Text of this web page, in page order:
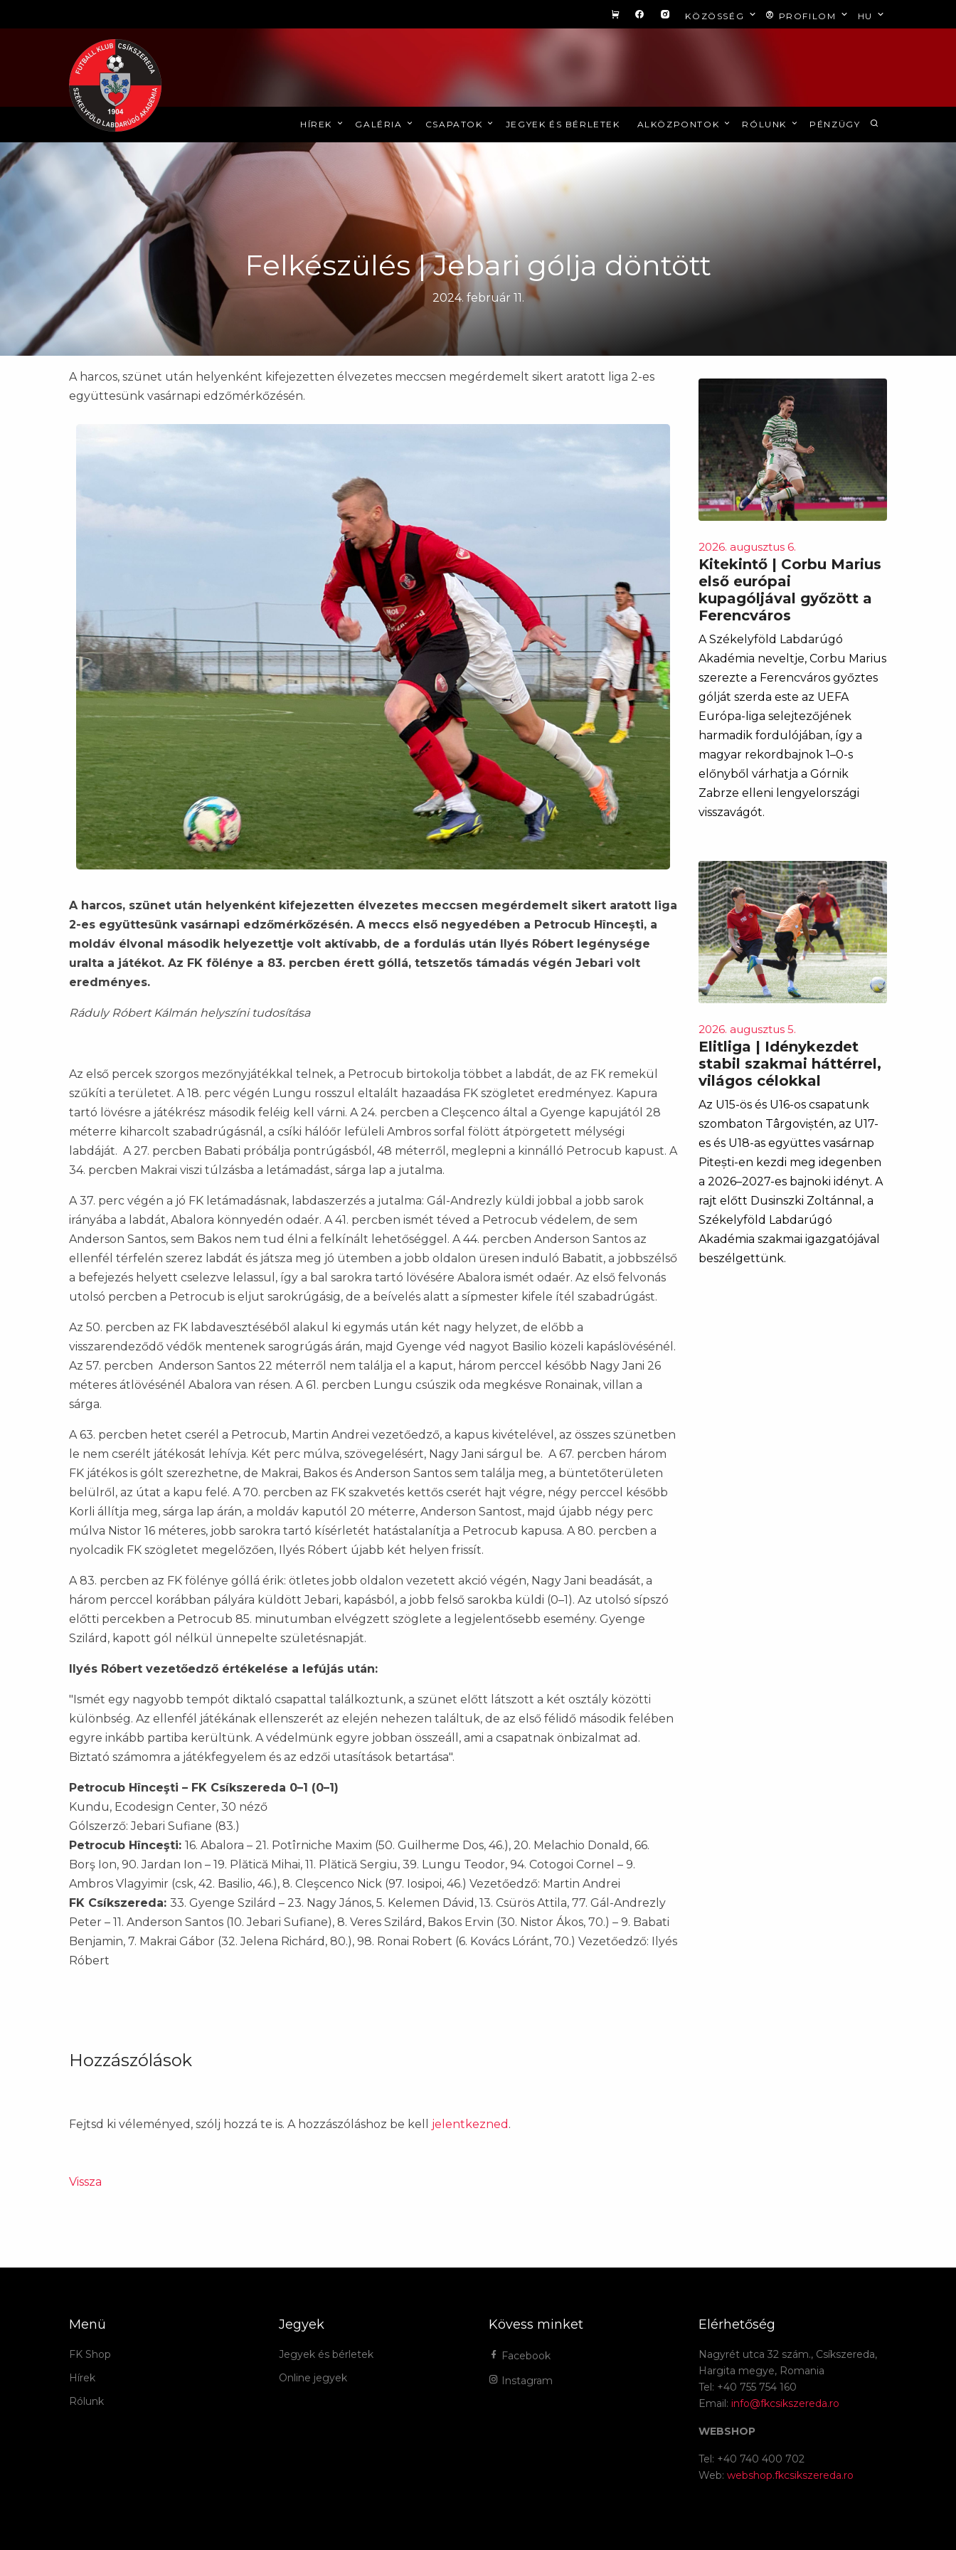
KÖZÖSSÉG PROFILOM HU
HÍREK GALÉRIA CSAPATOK JEGYEK ÉS BÉRLETEK ALKÖZPONTOK RÓLUNK PÉNZÜGY
Felkészülés | Jebari gólja döntött
2024. február 11.
A harcos, szünet után helyenként kifejezetten élvezetes meccsen megérdemelt sikert aratott liga 2-es
együttesünk vasárnapi edzőmérkőzésén.
A harcos, szünet után helyenként kifejezetten élvezetes meccsen megérdemelt sikert aratott liga
2-es együttesünk vasárnapi edzőmérkőzésén. A meccs első negyedében a Petrocub Hînceşti, a
moldáv élvonal második helyezettje volt aktívabb, de a fordulás után Ilyés Róbert legénysége
uralta a játékot. Az FK fölénye a 83. percben érett góllá, tetszetős támadás végén Jebari volt
eredményes.
Ráduly Róbert Kálmán helyszíni tudosítása
Az első percek szorgos mezőnyjátékkal telnek, a Petrocub birtokolja többet a labdát, de az FK remekül
szűkíti a területet. A 18. perc végén Lungu rosszul eltalált hazaadása FK szögletet eredményez. Kapura
tartó lövésre a játékrész második feléig kell várni. A 24. percben a Cleşcenco által a Gyenge kapujától 28
méterre kiharcolt szabadrúgásnál, a csíki hálóőr lefüleli Ambros sorfal fölött átpörgetett mélységi
labdáját. A 27. percben Babati próbálja pontrúgásból, 48 méterről, meglepni a kinnálló Petrocub kapust. A
34. percben Makrai viszi túlzásba a letámadást, sárga lap a jutalma.
A 37. perc végén a jó FK letámadásnak, labdaszerzés a jutalma: Gál-Andrezly küldi jobbal a jobb sarok
irányába a labdát, Abalora könnyedén odaér. A 41. percben ismét téved a Petrocub védelem, de sem
Anderson Santos, sem Bakos nem tud élni a felkínált lehetőséggel. A 44. percben Anderson Santos az
ellenfél térfelén szerez labdát és játsza meg jó ütemben a jobb oldalon üresen induló Babatit, a jobbszélső
a befejezés helyett cselezve lelassul, így a bal sarokra tartó lövésére Abalora ismét odaér. Az első felvonás
utolsó percben a Petrocub is eljut sarokrúgásig, de a beívelés alatt a sípmester kifele ítél szabadrúgást.
Az 50. percben az FK labdavesztéséből alakul ki egymás után két nagy helyzet, de előbb a
visszarendeződő védők mentenek sarogrúgás árán, majd Gyenge véd nagyot Basilio közeli kapáslövésénél.
Az 57. percben Anderson Santos 22 méterről nem találja el a kaput, három perccel később Nagy Jani 26
méteres átlövésénél Abalora van résen. A 61. percben Lungu csúszik oda megkésve Ronainak, villan a
sárga.
A 63. percben hetet cserél a Petrocub, Martin Andrei vezetőedző, a kapus kivételével, az összes szünetben
le nem cserélt játékosát lehívja. Két perc múlva, szövegelésért, Nagy Jani sárgul be. A 67. percben három
FK játékos is gólt szerezhetne, de Makrai, Bakos és Anderson Santos sem találja meg, a büntetőterületen
belülről, az útat a kapu felé. A 70. percben az FK szakvetés kettős cserét hajt végre, négy perccel később
Korli állítja meg, sárga lap árán, a moldáv kaputól 20 méterre, Anderson Santost, majd újabb négy perc
múlva Nistor 16 méteres, jobb sarokra tartó kísérletét hatástalanítja a Petrocub kapusa. A 80. percben a
nyolcadik FK szögletet megelőzően, Ilyés Róbert újabb két helyen frissít.
A 83. percben az FK fölénye góllá érik: ötletes jobb oldalon vezetett akció végén, Nagy Jani beadását, a
három perccel korábban pályára küldött Jebari, kapásból, a jobb felső sarokba küldi (0–1). Az utolsó sípszó
előtti percekben a Petrocub 85. minutumban elvégzett szöglete a legjelentősebb esemény. Gyenge
Szilárd, kapott gól nélkül ünnepelte születésnapját.
Ilyés Róbert vezetőedző értékelése a lefújás után:
"Ismét egy nagyobb tempót diktaló csapattal találkoztunk, a szünet előtt látszott a két osztály közötti
különbség. Az ellenfél játékának ellenszerét az elején nehezen találtuk, de az első félidő második felében
egyre inkább partiba kerültünk. A védelmünk egyre jobban összeáll, ami a csapatnak önbizalmat ad.
Biztató számomra a játékfegyelem és az edzői utasítások betartása".
Petrocub Hînceşti – FK Csíkszereda 0–1 (0–1)
Kundu, Ecodesign Center, 30 néző
Gólszerző: Jebari Sufiane (83.)
Petrocub Hînceşti: 16. Abalora – 21. Potîrniche Maxim (50. Guilherme Dos, 46.), 20. Melachio Donald, 66.
Borş Ion, 90. Jardan Ion – 19. Plătică Mihai, 11. Plătică Sergiu, 39. Lungu Teodor, 94. Cotogoi Cornel – 9.
Ambros Vlagyimir (csk, 42. Basilio, 46.), 8. Cleşcenco Nick (97. Iosipoi, 46.) Vezetőedző: Martin Andrei
FK Csíkszereda: 33. Gyenge Szilárd – 23. Nagy János, 5. Kelemen Dávid, 13. Csürös Attila, 77. Gál-Andrezly
Peter – 11. Anderson Santos (10. Jebari Sufiane), 8. Veres Szilárd, Bakos Ervin (30. Nistor Ákos, 70.) – 9. Babati
Benjamin, 7. Makrai Gábor (32. Jelena Richárd, 80.), 98. Ronai Robert (6. Kovács Lóránt, 70.) Vezetőedző: Ilyés
Róbert
2026. augusztus 6.
Kitekintő | Corbu Marius
első európai
kupagóljával győzött a
Ferencváros
A Székelyföld Labdarúgó
Akadémia neveltje, Corbu Marius
szerezte a Ferencváros győztes
gólját szerda este az UEFA
Európa-liga selejtezőjének
harmadik fordulójában, így a
magyar rekordbajnok 1–0-s
előnyből várhatja a Górnik
Zabrze elleni lengyelországi
visszavágót.
2026. augusztus 5.
Elitliga | Idénykezdet
stabil szakmai háttérrel,
világos célokkal
Az U15-ös és U16-os csapatunk
szombaton Târgoviștén, az U17-
es és U18-as együttes vasárnap
Pitești-en kezdi meg idegenben
a 2026–2027-es bajnoki idényt. A
rajt előtt Dusinszki Zoltánnal, a
Székelyföld Labdarúgó
Akadémia szakmai igazgatójával
beszélgettünk.
Hozzászólások
Fejtsd ki véleményed, szólj hozzá te is. A hozzászóláshoz be kell jelentkezned .
Vissza
Menü
FK Shop
Hírek
Rólunk
Jegyek
Jegyek és bérletek
Online jegyek
Kövess minket
Facebook
Instagram
Elérhetőség
Nagyrét utca 32 szám., Csíkszereda,
Hargita megye, Romania
Tel: +40 755 754 160
Email: info@fkcsikszereda.ro
WEBSHOP
Tel: +40 740 400 702
Web: webshop.fkcsikszereda.ro